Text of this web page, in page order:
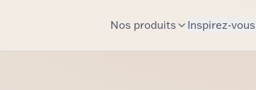
Nos produits Inspirez-vous